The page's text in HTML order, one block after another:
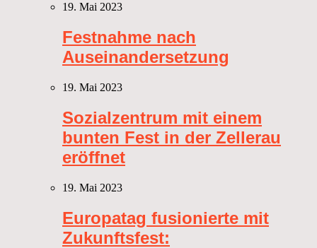
19. Mai 2023
Festnahme nach
Auseinandersetzung
19. Mai 2023
Sozialzentrum mit einem
bunten Fest in der Zellerau
eröffnet
19. Mai 2023
Europatag fusionierte mit
Zukunftsfest: